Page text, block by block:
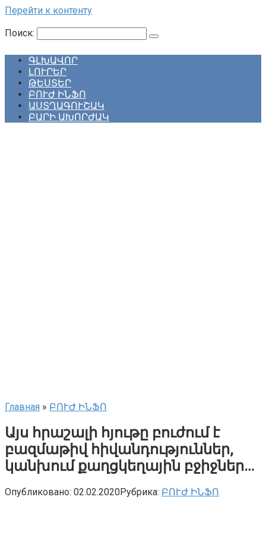
Перейти к контенту
Поиск:
ԳԼԽԱՎՈՐ
ԼՈՒՐԵՐ
ԹԵՍՏԵՐ
ԲՈՒԺ ԻՆՖՈ
ԱՍՏՂԱԳՈՒՇԱԿ
ԲԱՐԻ ԱԽՈՐԺԱԿ
Главная » ԲՈՒԺ ԻՆՖՈ
Այս հրաշալի հյութը բուժում է
բազմաթիվ հիվանդություններ,
կանխում քաղցկեղային բջիջներ…
Опубликовано: 02.02.2020Рубрика: ԲՈՒԺ ԻՆՖՈ